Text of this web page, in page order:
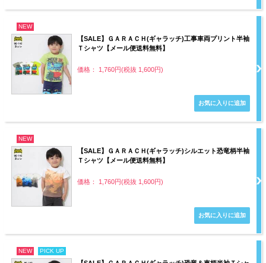
NEW
【SALE】ＧＡＲＡＣＨ(ギャラッチ)工事車両プリント半袖
Ｔシャツ【メール便送料無料】
価格： 1,760円(税抜 1,600円)
NEW
【SALE】ＧＡＲＡＣＨ(ギャラッチ)シルエット恐竜柄半袖
Ｔシャツ【メール便送料無料】
価格： 1,760円(税抜 1,600円)
NEW PICK UP